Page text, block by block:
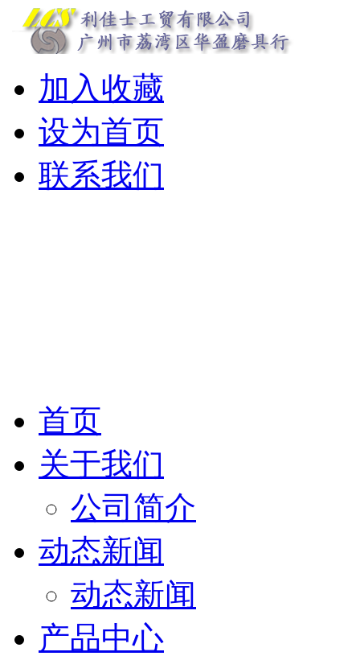
加入收藏
设为首页
联系我们
首页
关于我们
公司简介
动态新闻
动态新闻
产品中心